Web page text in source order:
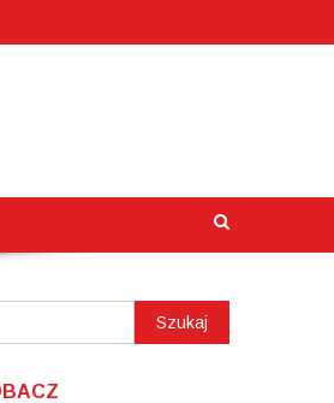
Szukaj: